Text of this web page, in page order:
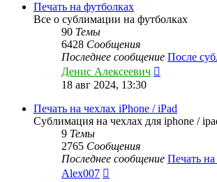
Печать на футболках
Все о сублимации на футболках
90 Темы
6428 Сообщения
Последнее сообщение После
Денис Алексеевич
сообщению
18 авг 2024, 13:30
Печать на чехлах iPhone / iPad
Сублимация на чехлах для iphone /
9 Темы
2765 Сообщения
Последнее сообщение Печать
Alex007